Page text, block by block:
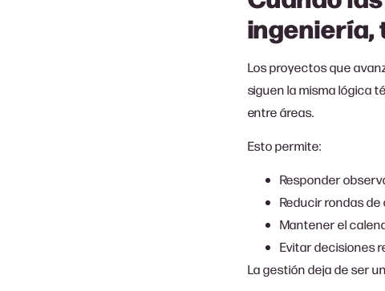
ingeniería,
Los proyectos que
siguen la misma lógica
entre áreas.
Esto permite:
Responder
Reducir rondas
Mantener el
Evitar decisiones
La gestión deja de ser